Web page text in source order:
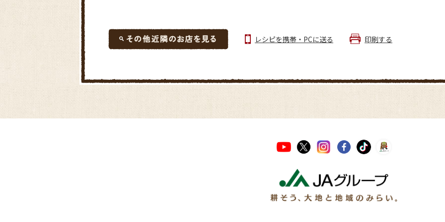
レシピを携帯・PCに送る 印刷する